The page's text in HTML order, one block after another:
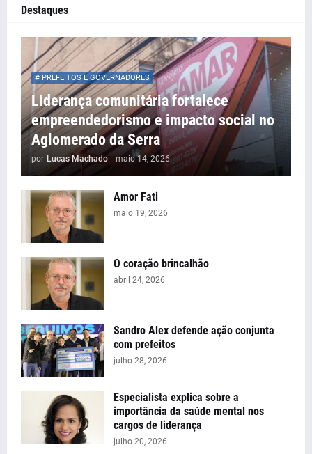
Destaques
# PREFEITOS E GOVERNADORES
Liderança comunitária fortalece
empreendedorismo e impacto social no
Aglomerado da Serra
por Lucas Machado - maio 14, 2026
Amor Fati
maio 19, 2026
O coração brincalhão
abril 24, 2026
Sandro Alex defende ação conjunta
com prefeitos
julho 28, 2026
Especialista explica sobre a
importância da saúde mental nos
cargos de liderança
julho 20, 2026